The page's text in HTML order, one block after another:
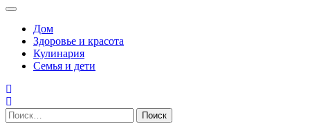
Дом
Здоровье и красота
Кулинария
Семья и дети
Найти: